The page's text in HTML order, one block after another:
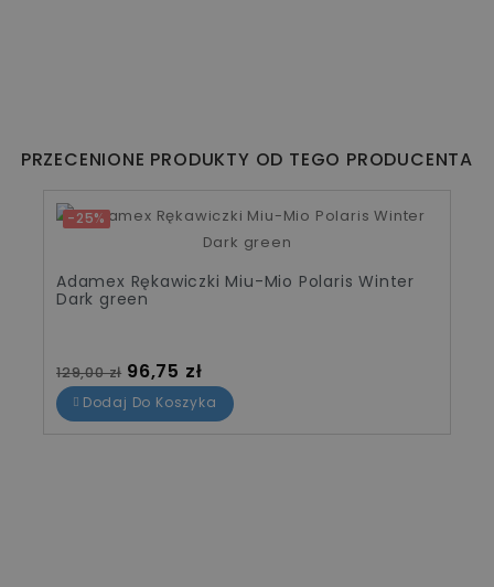
PRZECENIONE PRODUKTY OD TEGO PRODUCENTA
-25%
Adamex Rękawiczki Miu-Mio Polaris Winter
Dark green
Cena standardowa
129,00 zł Cena
96,75 zł
Dodaj Do Koszyka